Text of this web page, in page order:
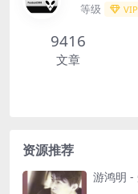
等级
9416
文章
资源推荐
游鸿明 -